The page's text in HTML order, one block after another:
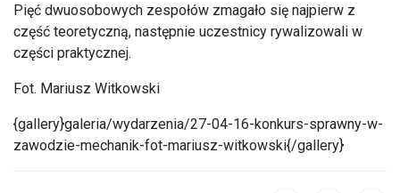
Pięć dwuosobowych zespołów zmagało się najpierw z
część teoretyczną, następnie uczestnicy rywalizowali w
części praktycznej.
Fot. Mariusz Witkowski
{gallery}galeria/wydarzenia/27-04-16-konkurs-sprawny-w-
zawodzie-mechanik-fot-mariusz-witkowski{/gallery}